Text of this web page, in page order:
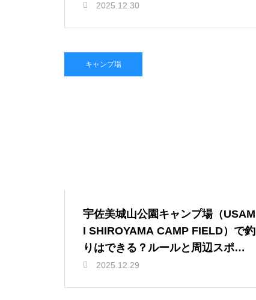
2025.12.30
キャンプ場
宇佐美城山公園キャンプ場（USAM
I SHIROYAMA CAMP FIELD）で釣
りはできる？ルールと周辺スポッ
トを紹介
2025.12.29